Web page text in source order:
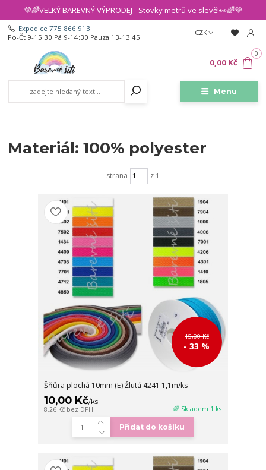
💜🌈VELKÝ BAREVNÝ VÝPRODEJ - Stovky metrů ve slevě!👀🌈💜
Menu
CZK
Expedice 775 866 913
Po-Čt 9-15:30 Pá 9-14:30 Pauza 13-13:45
0
0,00 Kč
Materiál: 100% polyester
strana z 1
15,00 Kč
- 33 %
Šňůra plochá 10mm (E) Žlutá 4241 1,1m/ks
10,00 Kč/ks
8,26 Kč bez DPH 🌈 Skladem 1 ks
Přidat do košíku